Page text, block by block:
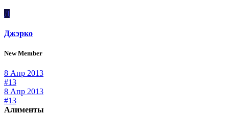
Д
Джэрко
New Member
8 Апр 2013
#13
8 Апр 2013
#13
Алименты